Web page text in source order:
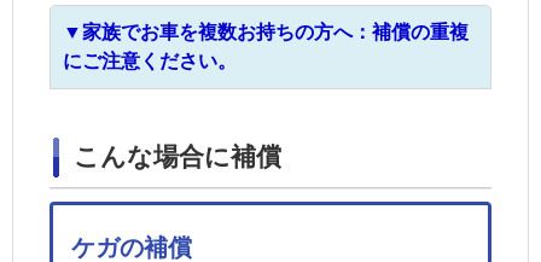
▼家族でお車を複数お持ちの方へ：補償の重複
にご注意ください。
こんな場合に補償
ケガの補償